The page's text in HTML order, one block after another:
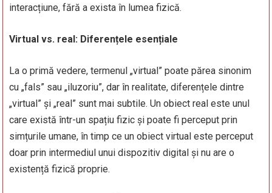
interacțiune, fără a exista în lumea fizică.
Virtual vs. real: Diferențele esențiale
La o primă vedere, termenul „virtual” poate părea sinonim
cu „fals” sau „iluzoriu”, dar în realitate, diferențele dintre
„virtual” și „real” sunt mai subtile. Un obiect real este unul
care există într-un spațiu fizic și poate fi perceput prin
simțurile umane, în timp ce un obiect virtual este perceput
doar prin intermediul unui dispozitiv digital și nu are o
existență fizică proprie.